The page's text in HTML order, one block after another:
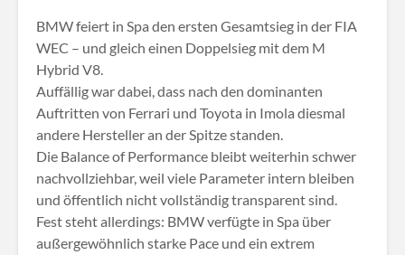
BMW feiert in Spa den ersten Gesamtsieg in der FIA
WEC – und gleich einen Doppelsieg mit dem M
Hybrid V8.
Auffällig war dabei, dass nach den dominanten
Auftritten von Ferrari und Toyota in Imola diesmal
andere Hersteller an der Spitze standen.
Die Balance of Performance bleibt weiterhin schwer
nachvollziehbar, weil viele Parameter intern bleiben
und öffentlich nicht vollständig transparent sind.
Fest steht allerdings: BMW verfügte in Spa über
außergewöhnlich starke Pace und ein extrem